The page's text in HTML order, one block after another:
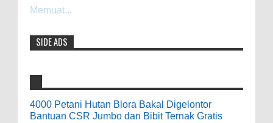
Ekonomi Blora
0 8-2-2026
The Ottawa SenatorsThe Men's Black titanium i
phone case Titanium Wedding Band is the
odenjaea:
Memuat...
SIDE ADS
4000 Petani Hutan Blora Bakal Digelontor
Bantuan CSR Jumbo dan Bibit Ternak Gratis